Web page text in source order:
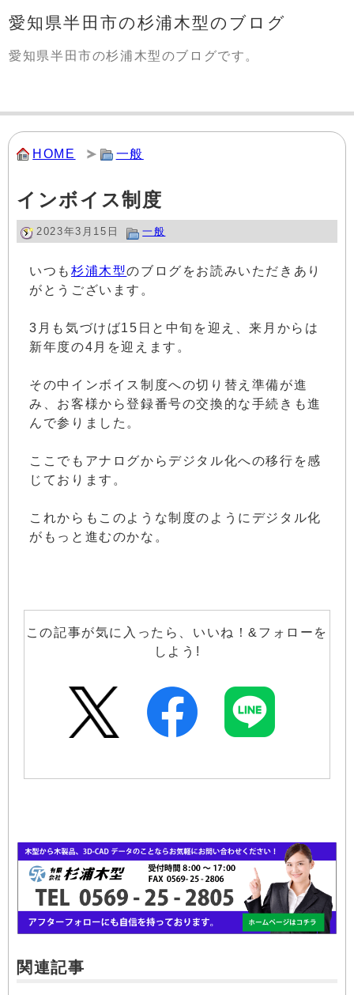
愛知県半田市の杉浦木型のブログ
愛知県半田市の杉浦木型のブログです。
HOME 一般
インボイス制度
2023年3月15日 一般
いつも杉浦木型のブログをお読みいただきあり
がとうございます。
3月も気づけば15日と中旬を迎え、来月からは
新年度の4月を迎えます。
その中インボイス制度への切り替え準備が進
み、お客様から登録番号の交換的な手続きも進
んで参りました。
ここでもアナログからデジタル化への移行を感
じております。
これからもこのような制度のようにデジタル化
がもっと進むのかな。
この記事が気に入ったら、いいね！&フォローを
しよう!
関連記事